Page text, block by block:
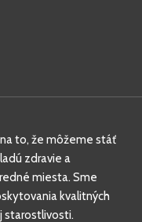
to, že môžeme stáť
zdravie a
miesta. Sme
kvalitných
starostlivosti.